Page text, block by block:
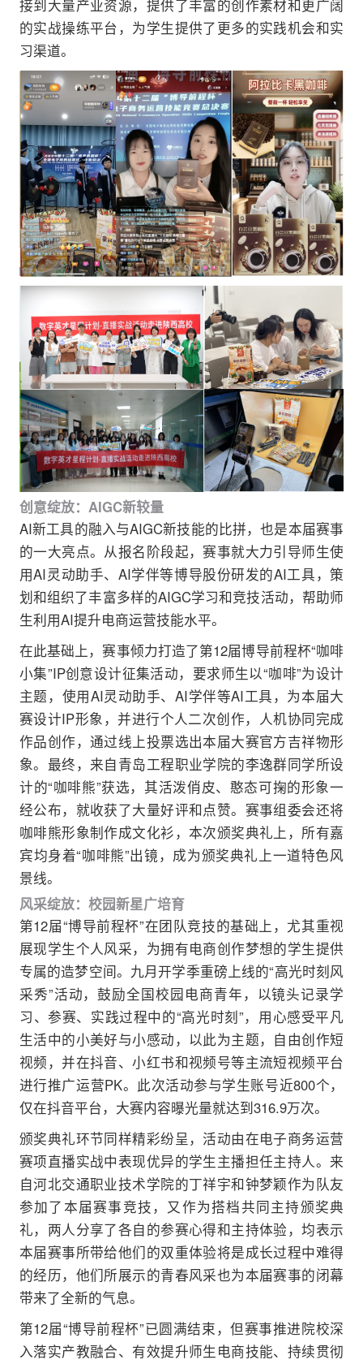
接到大量产业资源，提供了丰富的创作素材和更广阔
的实战操练平台，为学生提供了更多的实践机会和实
习渠道。
创意绽放：AIGC新较量
AI新工具的融入与AIGC新技能的比拼，也是本届赛事
的一大亮点。从报名阶段起，赛事就大力引导师生使
用AI灵动助手、AI学伴等博导股份研发的AI工具，策
划和组织了丰富多样的AIGC学习和竞技活动，帮助师
生利用AI提升电商运营技能水平。
在此基础上，赛事倾力打造了第12届博导前程杯“咖啡
小集”IP创意设计征集活动，要求师生以“咖啡”为设计
主题，使用AI灵动助手、AI学伴等AI工具，为本届大
赛设计IP形象，并进行个人二次创作，人机协同完成
作品创作，通过线上投票选出本届大赛官方吉祥物形
象。最终，来自青岛工程职业学院的李逸群同学所设
计的“咖啡熊”获选，其活泼俏皮、憨态可掬的形象一
经公布，就收获了大量好评和点赞。赛事组委会还将
咖啡熊形象制作成文化衫，本次颁奖典礼上，所有嘉
宾均身着“咖啡熊”出镜，成为颁奖典礼上一道特色风
景线。
风采绽放：校园新星广培育
第12届“博导前程杯”在团队竞技的基础上，尤其重视
展现学生个人风采，为拥有电商创作梦想的学生提供
专属的造梦空间。九月开学季重磅上线的“高光时刻风
采秀”活动，鼓励全国校园电商青年，以镜头记录学
习、参赛、实践过程中的“高光时刻”，用心感受平凡
生活中的小美好与小感动，以此为主题，自由创作短
视频，并在抖音、小红书和视频号等主流短视频平台
进行推广运营PK。此次活动参与学生账号近800个，
仅在抖音平台，大赛内容曝光量就达到316.9万次。
颁奖典礼环节同样精彩纷呈，活动由在电子商务运营
赛项直播实战中表现优异的学生主播担任主持人。来
自河北交通职业技术学院的丁祥宇和钟梦颖作为队友
参加了本届赛事竞技，又作为搭档共同主持颁奖典
礼，两人分享了各自的参赛心得和主持体验，均表示
本届赛事所带给他们的双重体验将是成长过程中难得
的经历，他们所展示的青春风采也为本届赛事的闭幕
带来了全新的气息。
第12届“博导前程杯”已圆满结束，但赛事推进院校深
入落实产教融合、有效提升师生电商技能、持续贯彻